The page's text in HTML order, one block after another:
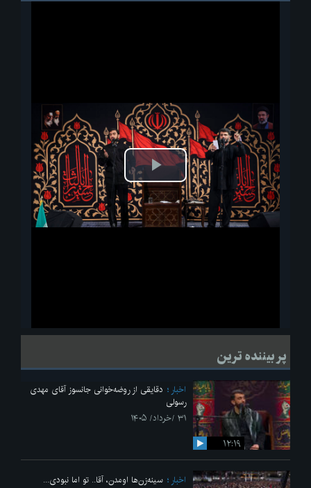
پخش
ویدیو
لحظاتی از قرائت زیارت اربعین امام حسین(ع) در مراسم عزاداری هیئات
پر بیننده ترین
۱۲:۱۹
اخبار
دقایقی از روضه‌خوانی جانسوز آقای مهدی
رسولی
۳۱ /خرداد/ ۱۴۰۵
اخبار
سینه‌زن‌ها اومدن،‌ آقا.. تو اما نبودی...